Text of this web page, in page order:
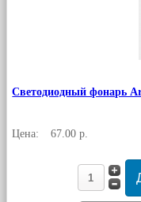
Светодиодный фонарь
Цена: 67.00 р.